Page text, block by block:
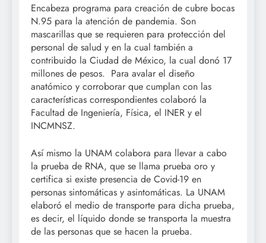
Encabeza programa para creación de cubre bocas
N.95 para la atención de pandemia. Son
mascarillas que se requieren para protección del
personal de salud y en la cual también a
contribuido la Ciudad de México, la cual donó 17
millones de pesos. Para avalar el diseño
anatómico y corroborar que cumplan con las
características correspondientes colaboró la
Facultad de Ingeniería, Física, el INER y el
INCMNSZ.
Así mismo la UNAM colabora para llevar a cabo
la prueba de RNA, que se llama prueba oro y
certifica si existe presencia de Covid-19 en
personas sintomáticas y asintomáticas. La UNAM
elaboró el medio de transporte para dicha prueba,
es decir, el líquido donde se transporta la muestra
de las personas que se hacen la prueba.